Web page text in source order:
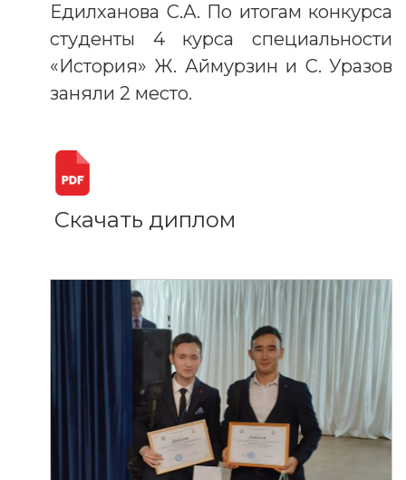
Едилханова С.А. По итогам конкурса
студенты 4 курса специальности
«История» Ж. Аймурзин и С. Уразов
заняли 2 место.
Скачать диплом